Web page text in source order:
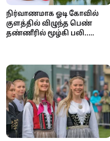
நிர்வாணமாக ஓடி கோவில்
குளத்தில் விழுந்த பெண்
தண்ணீரில் மூழ்கி பலி..